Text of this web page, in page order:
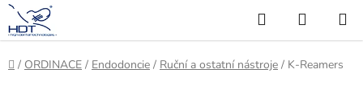
Přejít
na
obsah
Hledat
KOŠÍK
Domů
/ ORDINACE / Endodoncie / Ruční a ostatní nástroje / K-Reamers